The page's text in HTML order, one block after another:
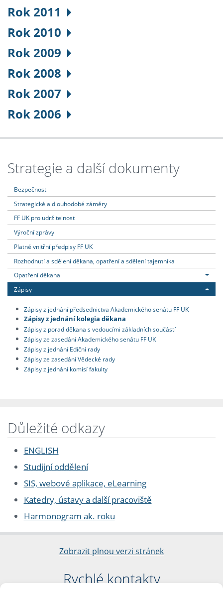
Rok 2011
Rok 2010
Rok 2009
Rok 2008
Rok 2007
Rok 2006
Strategie a další dokumenty
Bezpečnost
Strategické a dlouhodobé záměry
FF UK pro udržitelnost
Výroční zprávy
Platné vnitřní předpisy FF UK
Rozhodnutí a sdělení děkana, opatření a sdělení tajemníka
Opatření děkana
Zápisy
Zápisy z jednání předsednictva Akademického senátu FF UK
Zápisy z jednání kolegia děkana
Zápisy z porad děkana s vedoucími základních součástí
Zápisy ze zasedání Akademického senátu FF UK
Zápisy z jednání Ediční rady
Zápisy ze zasedání Vědecké rady
Zápisy z jednání komisí fakulty
Důležité odkazy
ENGLISH
Studijní oddělení
SIS, webové aplikace, eLearning
Katedry, ústavy a další pracoviště
Harmonogram ak. roku
Zobrazit plnou verzi stránek
Rychlé kontakty